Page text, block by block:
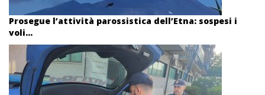
Prosegue l’attività parossistica dell’Etna: sospesi i
voli...